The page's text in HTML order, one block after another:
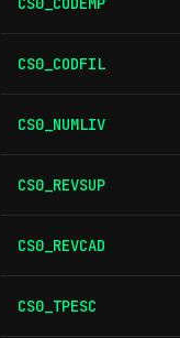
CS0_CODFIL
CS0_NUMLIV
CS0_REVSUP
CS0_REVCAD
CS0_TPESC